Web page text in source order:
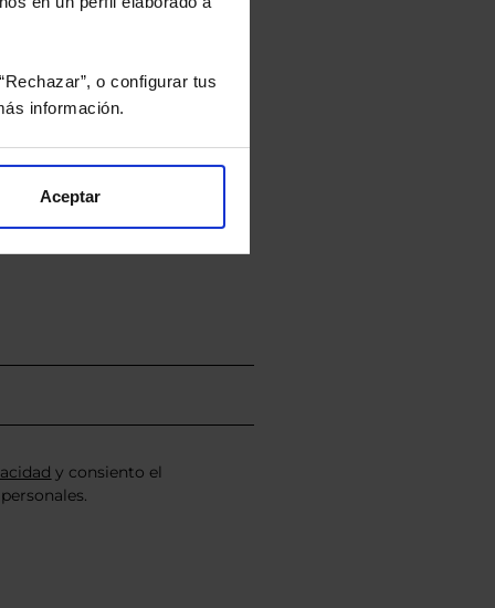
o configurar tus
información.
Aceptar
en la divisa Euro.
un estudio gratuito
y consiento el